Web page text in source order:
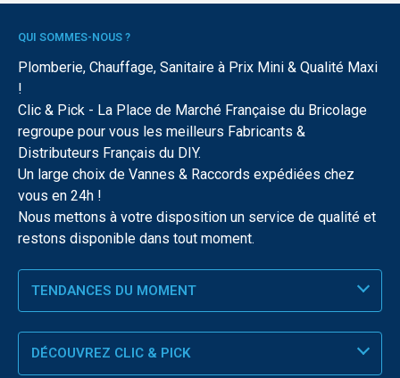
QUI SOMMES-NOUS ?
Plomberie, Chauffage, Sanitaire à Prix Mini & Qualité Maxi
!
Clic & Pick - La Place de Marché Française du Bricolage
regroupe pour vous les meilleurs Fabricants &
Distributeurs Français du DIY.
Un large choix de Vannes & Raccords expédiées chez
vous en 24h !
Nous mettons à votre disposition un service de qualité et
restons disponible dans tout moment.
TENDANCES DU MOMENT
DÉCOUVREZ CLIC & PICK